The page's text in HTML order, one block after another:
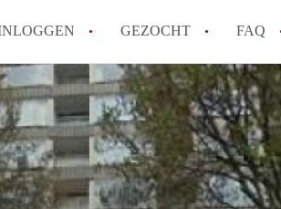
GEZOCHT FAQ
How to translate AppartementDenHaag!
Wat is Appartement-DenHaag?
Hoeveel kost het om te reageren op
Wat is de privacyverklaring van